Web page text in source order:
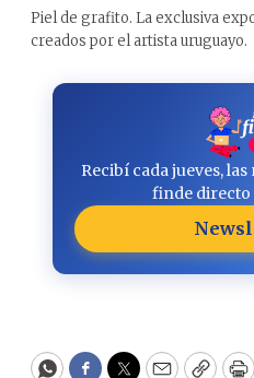
Piel de grafito. La exclusiva
creados por el artista uruguayo.
Recibí cada jueves,
finde directo